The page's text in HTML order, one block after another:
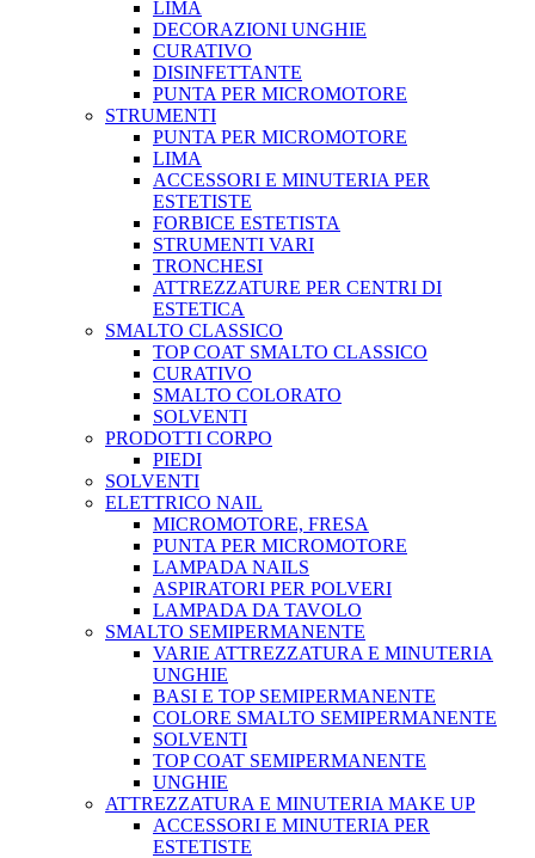
LIMA
DECORAZIONI UNGHIE
CURATIVO
DISINFETTANTE
PUNTA PER MICROMOTORE
STRUMENTI
PUNTA PER MICROMOTORE
LIMA
ACCESSORI E MINUTERIA PER
ESTETISTE
FORBICE ESTETISTA
STRUMENTI VARI
TRONCHESI
ATTREZZATURE PER CENTRI DI
ESTETICA
SMALTO CLASSICO
TOP COAT SMALTO CLASSICO
CURATIVO
SMALTO COLORATO
SOLVENTI
PRODOTTI CORPO
PIEDI
SOLVENTI
ELETTRICO NAIL
MICROMOTORE, FRESA
PUNTA PER MICROMOTORE
LAMPADA NAILS
ASPIRATORI PER POLVERI
LAMPADA DA TAVOLO
SMALTO SEMIPERMANENTE
VARIE ATTREZZATURA E MINUTERIA
UNGHIE
BASI E TOP SEMIPERMANENTE
COLORE SMALTO SEMIPERMANENTE
SOLVENTI
TOP COAT SEMIPERMANENTE
UNGHIE
ATTREZZATURA E MINUTERIA MAKE UP
ACCESSORI E MINUTERIA PER
ESTETISTE